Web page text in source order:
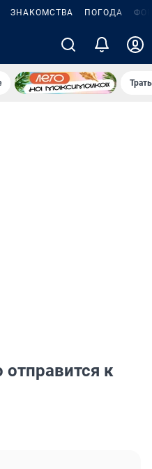
ЗНАКОМСТВА ПОГОДА
отправится к